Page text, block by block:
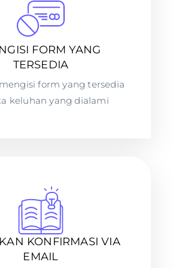
FORM YANG
TERSEDIA
form yang tersedia
keluhan yang dialami
KONFIRMASI VIA
EMAIL